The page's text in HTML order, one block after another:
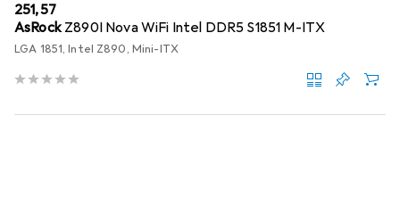
EUR
251,57
AsRock Z890I Nova WiFi Intel DDR5 S1851 M-ITX
LGA 1851, Intel Z890, Mini-ITX